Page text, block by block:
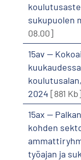
sukupuolen
08.00]
15av --
2024 [881
15ax --
kohden
työajan ja